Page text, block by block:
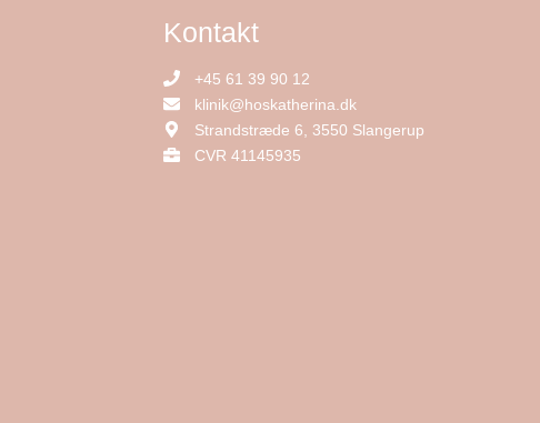
Kontakt
+45 61 39 90 12
klinik@hoskatherina.dk
Strandstræde 6, 3550 Slangerup
CVR 41145935